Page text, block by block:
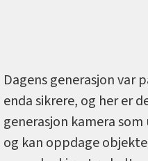
Dagens generasjon var
enda sikrere, og her er
generasjon kamera
og kan oppdage